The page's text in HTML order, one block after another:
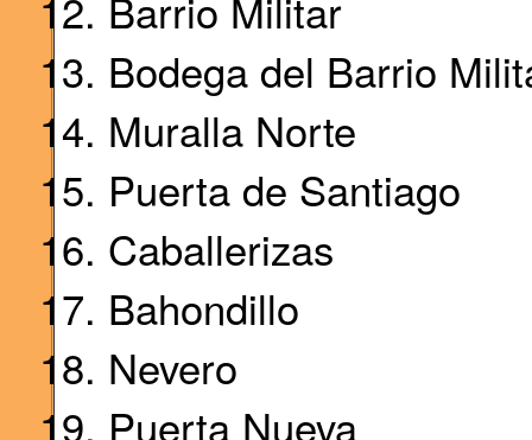
Bodega del Barrio
Muralla Norte
Puerta de Santiago
Caballerizas
Bahondillo
Nevero
Puerta Nueva